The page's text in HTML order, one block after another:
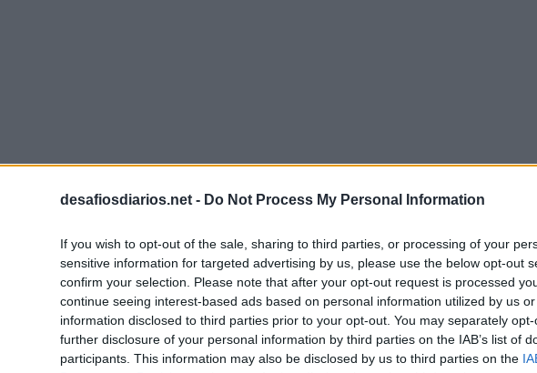
desafiosdiarios.net - Do Not Process My Personal Information
If you wish to opt-out of the sale, sharing to third parties, or processing of your
sensitive information for targeted advertising by us, please use the below opt-out
confirm your selection. Please note that after your opt-out request is processed
continue seeing interest-based ads based on personal information utilized by us
information disclosed to third parties prior to your opt-out. You may separately
further disclosure of your personal information by third parties on the IAB’s list of
participants. This information may also be disclosed by us to third parties on the
Caça Palavras Junho 2 2026 - Momento
R R
A
E
O A
R